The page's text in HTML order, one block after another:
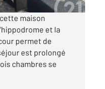
maison
et la
permet de
est prolongé
chambres se